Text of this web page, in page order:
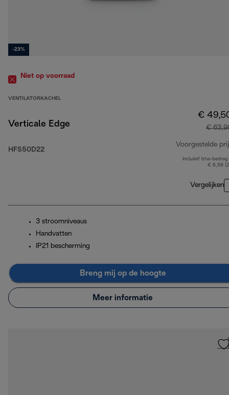
-23%
Niet op voorraad
VENTILATORKACHEL
Verticale Edge
HFS50D22
€
€
Voorgestelde
Inclusief btw-bedrag
€ 8,59
Vergelijken
3 stroomniveaus
Handvatten
IP21 bescherming
Breng mij op de hoogte
Meer informatie